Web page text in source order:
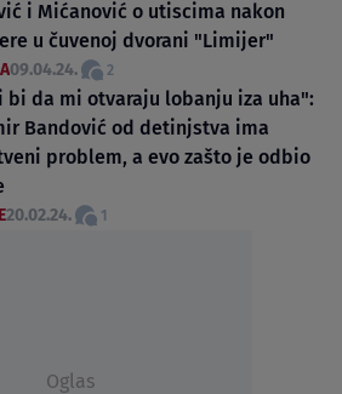
i Mićanović o utiscima nakon
u čuvenoj dvorani "Limijer"
09.04.24. 2
bi da mi otvaraju lobanju iza uha":
Bandović od detinjstva ima
problem, a evo zašto je odbio
20.02.24. 1
Oglas